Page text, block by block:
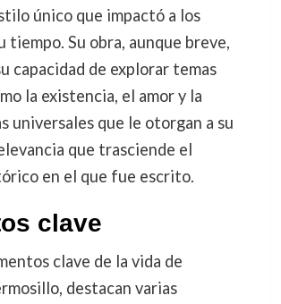
único que impactó a los
tiempo. Su obra, aunque breve,
capacidad de explorar temas
la existencia, el amor y la
universales que le otorgan a su
que trasciende el
en el que fue escrito.
clave
clave de la vida de
destacan varias